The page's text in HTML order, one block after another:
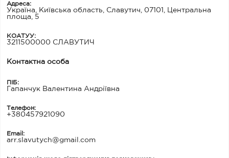
Адреса:
Україна, Київська область, Славутич, 07101, Центральна
площа, 5
КОАТУУ:
3211500000 СЛАВУТИЧ
Контактна особа
ПІБ:
Гапанчук Валентина Андріївна
Телефон:
+380457921090
Email:
arr.slavutych@gmail.com